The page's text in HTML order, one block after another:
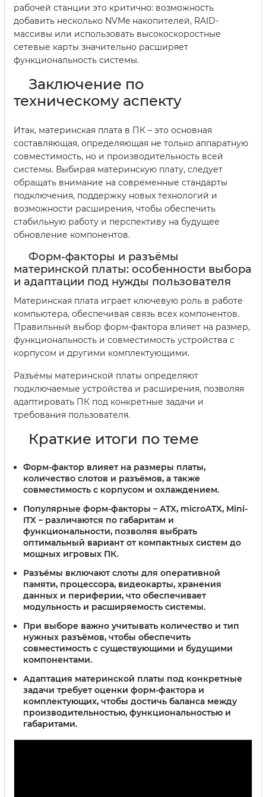
рабочей станции это критично: возможность
добавить несколько NVMe накопителей, RAID-
массивы или использовать высокоскоростные
сетевые карты значительно расширяет
функциональность системы.
Заключение по
техническому аспекту
Итак, материнская плата в ПК – это основная
составляющая, определяющая не только аппаратную
совместимость, но и производительность всей
системы. Выбирая материнскую плату, следует
обращать внимание на современные стандарты
подключения, поддержку новых технологий и
возможности расширения, чтобы обеспечить
стабильную работу и перспективу на будущее
обновление компонентов.
Форм-факторы и разъёмы
материнской платы: особенности выбора
и адаптации под нужды пользователя
Материнская плата играет ключевую роль в работе
компьютера, обеспечивая связь всех компонентов.
Правильный выбор форм-фактора влияет на размер,
функциональность и совместимость устройства с
корпусом и другими комплектующими.
Разъёмы материнской платы определяют
подключаемые устройства и расширения, позволяя
адаптировать ПК под конкретные задачи и
требования пользователя.
Краткие итоги по теме
Форм-фактор влияет на размеры платы,
количество слотов и разъёмов, а также
совместимость с корпусом и охлаждением.
Популярные форм-факторы – ATX, microATX, Mini-
ITX – различаются по габаритам и
функциональности, позволяя выбрать
оптимальный вариант от компактных систем до
мощных игровых ПК.
Разъёмы включают слоты для оперативной
памяти, процессора, видеокарты, хранения
данных и периферии, что обеспечивает
модульность и расширяемость системы.
При выборе важно учитывать количество и тип
нужных разъёмов, чтобы обеспечить
совместимость с существующими и будущими
компонентами.
Адаптация материнской платы под конкретные
задачи требует оценки форм-фактора и
комплектующих, чтобы достичь баланса между
производительностью, функциональностью и
габаритами.